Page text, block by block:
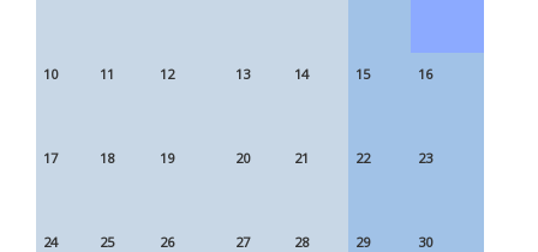
10 11 12 13 14 15 16
17 18 19 20 21 22 23
24 25 26 27 28 29 30